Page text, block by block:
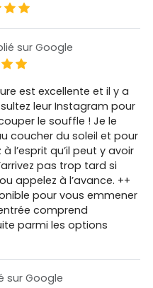
sur Google
est excellente et il y a
leur Instagram pour
le souffle ! Je le
coucher du soleil et pour
l’esprit qu’il peut y avoir
pas trop tard si
appelez à l’avance. ++
pour vous emmener
comprend
parmi les options
sur Google